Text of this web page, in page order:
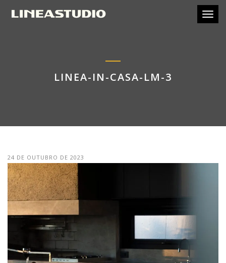
LINEA-IN-CASA-LM-3
24 DE OUTUBRO DE 2023